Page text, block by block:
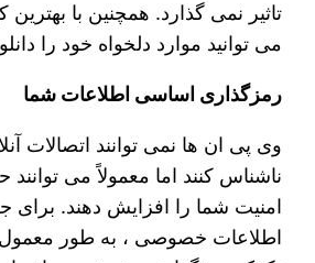
تاثیر نمی گذارد. همچنین با بهترین
می توانید موارد دلخواه خود را
رمزگذاری اساسی اطلاعات شما
وی پی ان ها نمی توانند اتصالات
ناشناس کنند اما معمولاً می
امنیت شما را افزایش دهند. برای
اطلاعات خصوصی ، به طور معمول